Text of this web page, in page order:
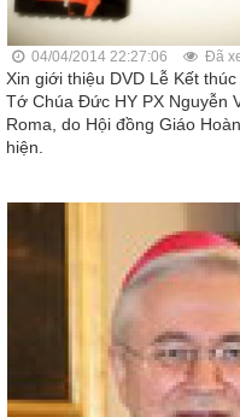
04/04/2014 22:27:06 Đã
Xin giới thiệu DVD Lễ Kết
Tớ Chúa Đức HY PX Nguyễn
Roma, do Hội đồng Giáo
hiện.